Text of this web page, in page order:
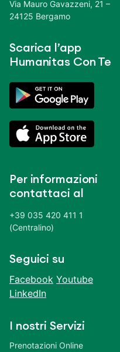
Via Mauro Gavazzeni, 21 –
24125 Bergamo
Scarica l’app
Humanitas Con Te
Per informazioni
contattaci al
+39 035 420 411 1
(Centralino)
Seguici su
Facebook Youtube
LinkedIn
I nostri Servizi
Prenotazioni Online